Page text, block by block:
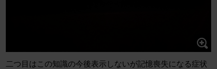
二つ目はこの知識の今後表示しないが記憶喪失になる症状